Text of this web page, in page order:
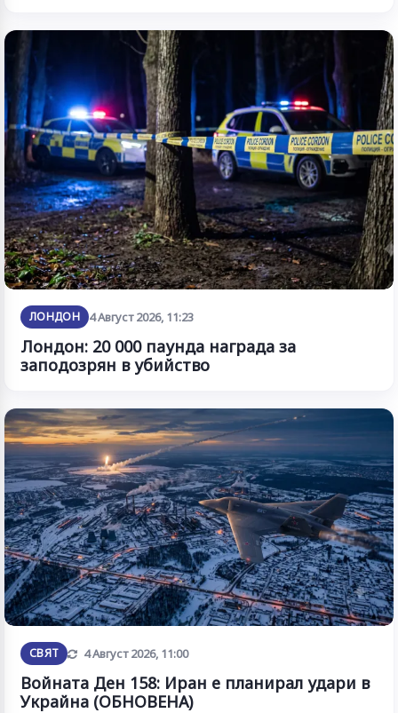
ЛОНДОН 4 Август 2026, 11:23
Лондон: 20 000 паунда награда за
заподозрян в убийство
СВЯТ Обновена
4 Август 2026, 11:00
Войната Ден 158: Иран е планирал удари в
Украйна (ОБНОВЕНА)